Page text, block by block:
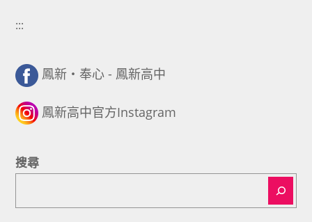
:::
鳳新・奉心 - 鳳新高中
鳳新高中官方Instagram
搜尋